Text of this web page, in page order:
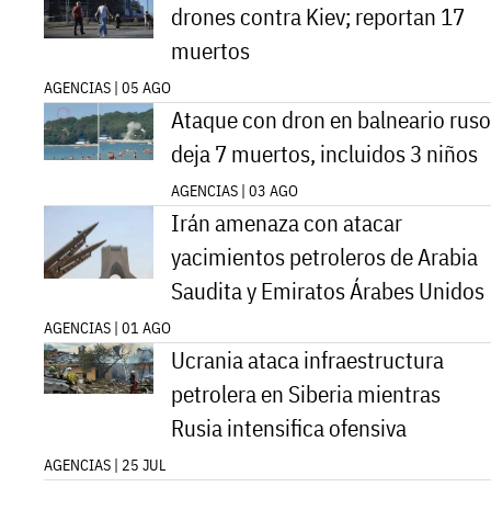
drones contra Kiev; reportan 17
muertos
AGENCIAS | 05 AGO
Ataque con dron en balneario ruso
deja 7 muertos, incluidos 3 niños
AGENCIAS | 03 AGO
Irán amenaza con atacar
yacimientos petroleros de Arabia
Saudita y Emiratos Árabes Unidos
AGENCIAS | 01 AGO
Ucrania ataca infraestructura
petrolera en Siberia mientras
Rusia intensifica ofensiva
AGENCIAS | 25 JUL